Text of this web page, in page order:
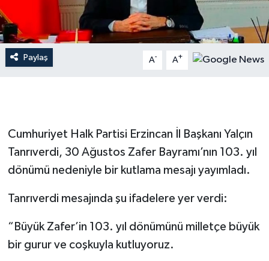
Paylaş A- A+
Cumhuriyet Halk Partisi Erzincan İl Başkanı Yalçın
Tanrıverdi, 30 Ağustos Zafer Bayramı’nın 103. yıl
dönümü nedeniyle bir kutlama mesajı yayımladı.
Tanrıverdi mesajında şu ifadelere yer verdi:
“Büyük Zafer’in 103. yıl dönümünü milletçe büyük
bir gurur ve coşkuyla kutluyoruz.